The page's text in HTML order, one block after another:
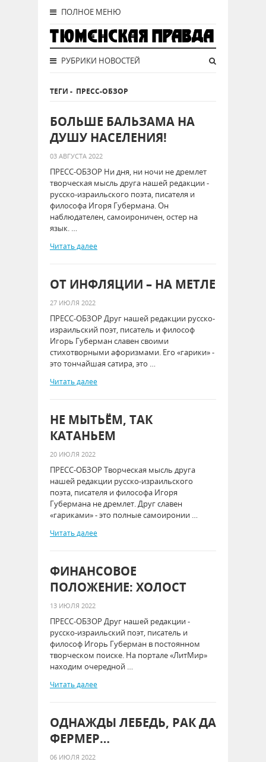
ПОЛНОЕ МЕНЮ
РУБРИКИ НОВОСТЕЙ
ТЕГИ - ПРЕСС-ОБЗОР
БОЛЬШЕ БАЛЬЗАМА НА
ДУШУ НАСЕЛЕНИЯ!
03 АВГУСТА 2022
ПРЕСС-ОБЗОР Ни дня, ни ночи не дремлет
творческая мысль друга нашей редакции -
русско-израильского поэта, писателя и
философа Игоря Губермана. Он
наблюдателен, самоироничен, остер на
язык. …
Читать далее
ОТ ИНФЛЯЦИИ – НА МЕТЛЕ
27 ИЮЛЯ 2022
ПРЕСС-ОБЗОР Друг нашей редакции русско-
израильский поэт, писатель и философ
Игорь Губерман славен своими
стихотворными афоризмами. Его «гарики» -
это тончайшая сатира, это …
Читать далее
НЕ МЫТЬЁМ, ТАК
КАТАНЬЕМ
20 ИЮЛЯ 2022
ПРЕСС-ОБЗОР Творческая мысль друга
нашей редакции русско-израильского
поэта, писателя и философа Игоря
Губермана не дремлет. Друг славен
«гариками» - это полные самоиронии …
Читать далее
ФИНАНСОВОЕ
ПОЛОЖЕНИЕ: ХОЛОСТ
13 ИЮЛЯ 2022
ПРЕСС-ОБЗОР Друг нашей редакции -
русско-израильский поэт, писатель и
философ Игорь Губерман в постоянном
творческом поиске. На портале «ЛитМир»
находим очередной …
Читать далее
ОДНАЖДЫ ЛЕБЕДЬ, РАК ДА
ФЕРМЕР…
06 ИЮЛЯ 2022